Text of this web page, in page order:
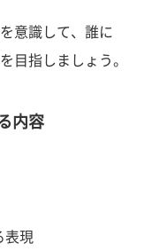
意識して、誰に
目指しましょう。
内容
表現